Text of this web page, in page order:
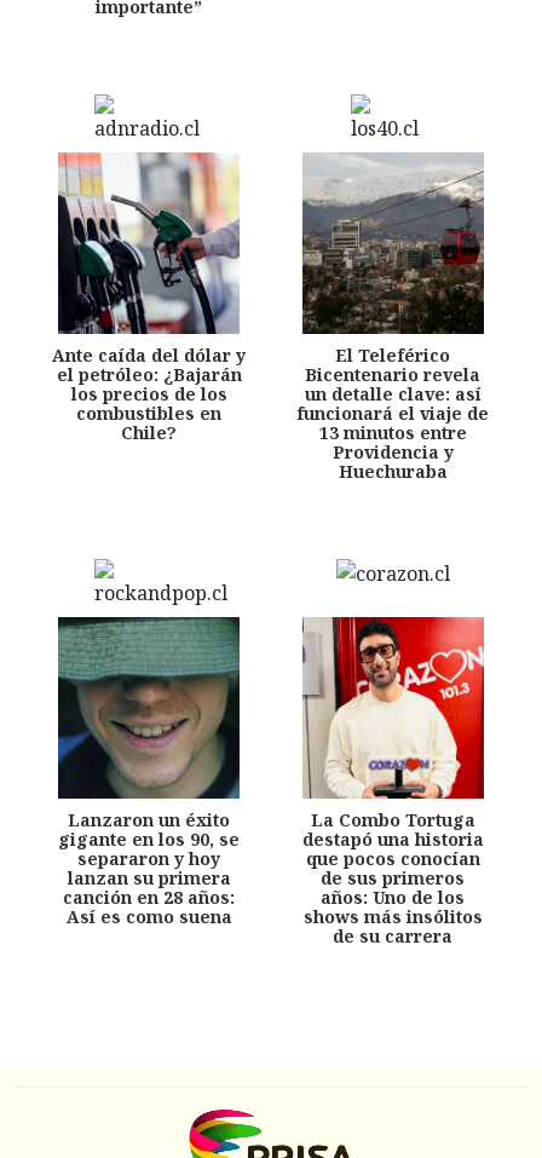
importante”
Ante caída del dólar y
el petróleo: ¿Bajarán
los precios de los
combustibles en
Chile?
El Teleférico
Bicentenario revela
un detalle clave: así
funcionará el viaje de
13 minutos entre
Providencia y
Huechuraba
Lanzaron un éxito
gigante en los 90, se
separaron y hoy
lanzan su primera
canción en 28 años:
Así es como suena
La Combo Tortuga
destapó una historia
que pocos conocían
de sus primeros
años: Uno de los
shows más insólitos
de su carrera